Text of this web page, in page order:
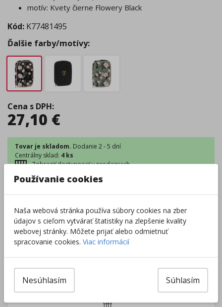
motív: Kvety čierne Flowery Black
Kód: K77481495
Ďalšie farby/motívy:
Cena s DPH:
27,10 €
Tovar je skladom. Dodanie 2 - 5 dní
Centrálny sklad: 4 ks
Zobraziť dostupnosť v predajniach
Do košíka
dopravu zadarmo.
Používanie cookies
Naša webová stránka používa súbory cookies na zber
údajov s cieľom vytvárať štatistiky na zlepšenie kvality
webovej stránky. Môžete prijať alebo odmietnuť
spracovanie cookies. Viac informácií
Súhlasím
Nesúhlasím